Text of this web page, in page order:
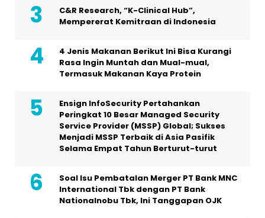
C&R Research, “K-Clinical Hub”,
Mempererat Kemitraan di Indonesia
4 Jenis Makanan Berikut Ini Bisa Kurangi
Rasa Ingin Muntah dan Mual-mual,
Termasuk Makanan Kaya Protein
Ensign InfoSecurity Pertahankan
Peringkat 10 Besar Managed Security
Service Provider (MSSP) Global; Sukses
Menjadi MSSP Terbaik di Asia Pasifik
Selama Empat Tahun Berturut-turut
Soal Isu Pembatalan Merger PT Bank MNC
International Tbk dengan PT Bank
Nationalnobu Tbk, Ini Tanggapan OJK